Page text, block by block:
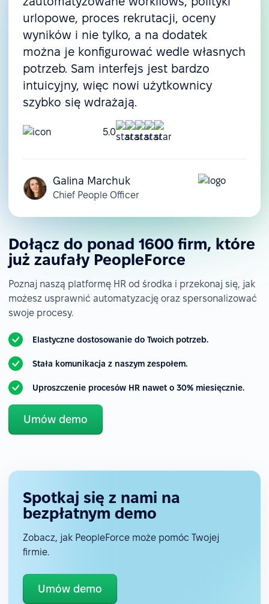
urlopowe, proces rekrutacji, oceny
wyników i nie tylko, a na dodatek
można je konfigurować wedle własnych
potrzeb. Sam interfejs jest bardzo
intuicyjny, więc nowi użytkownicy
szybko się wdrażają.
5.0
Galina Marchuk
Chief People Officer
Dołącz do ponad 1600 firm, które
już zaufały PeopleForce
Poznaj naszą platformę HR od środka i przekonaj się, jak
możesz usprawnić automatyzację oraz spersonalizować
swoje procesy.
Elastyczne dostosowanie do Twoich potrzeb.
Stała komunikacja z naszym zespołem.
Uproszczenie procesów HR nawet o 30% miesięcznie.
Umów demo
Spotkaj się z nami na
bezpłatnym demo
Zobacz, jak PeopleForce może pomóc Twojej
firmie.
Umów demo